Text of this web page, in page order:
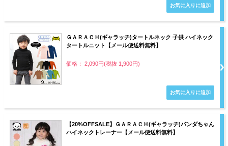
ＧＡＲＡＣＨ(ギャラッチ)タートルネック 子供 ハイネック
タートルニット【メール便送料無料】
価格： 2,090円(税抜 1,900円)
【20%OFFSALE】ＧＡＲＡＣＨ(ギャラッチ)パンダちゃん
ハイネックトレーナー【メール便送料無料】